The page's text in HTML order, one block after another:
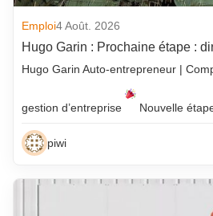
Emploi4 Août. 2026
Hugo Garin : Prochaine étape :
Hugo Garin Auto-entrepreneur |
gestion d’entreprise Nouvelle
piwi